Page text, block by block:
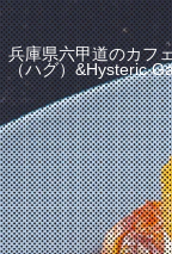
兵庫県六甲道のカフ
（ハグ）&Hysteric